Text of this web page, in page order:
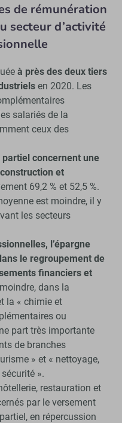
de rémunération
secteur d’activité
à près des deux tiers
en 2020. Les
salariés de la
ceux des
concernent une
et
69,2 % et 52,5 %.
est moindre, il y
les secteurs
l’épargne
le regroupement de
financiers et
dans la
la « chimie et
ou
part très importante
de branches
» et « nettoyage,
».
restauration et
par le versement
en répercussion